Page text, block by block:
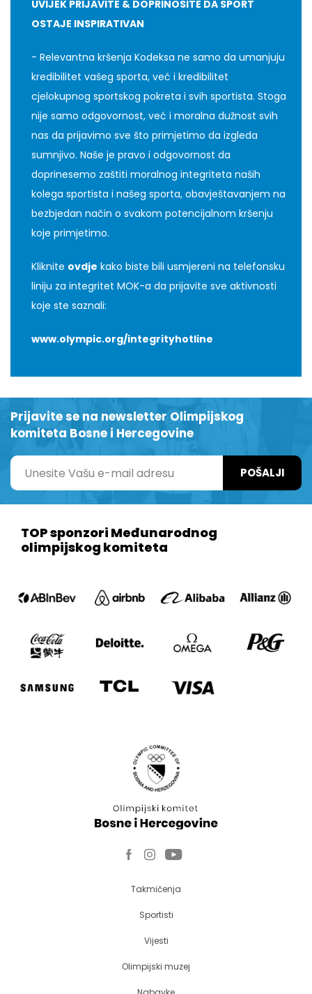
UVIJEK PRIJAVITE & DOPRINOSITE DA SPORT
OSTAJE INSPIRATIVAN
- Relevantna kršenja Kodeksa ne samo da umanjuju
kredibilitet vašeg sporta, već i kredibilitet
cjelokupnog sportskog pokreta i svih sportista. Stoga
nije samo odgovornost, već i moralna dužnost svih
nas da prijavimo sve što primjetimo da izgleda
sumnjivo. Naše je pravo i odgovornost da
doprinesemo zaštiti moralnog integriteta naših
kolega sportista i našeg sporta, obavještavanjem na
bezbjedan način o svakom potencijalnom kršenju
koje primjetimo.
Kliknite ovdje kako biste bili usmjereni na telefonsku
liniju za integritet MOK-a da prijavite sve aktivnosti
koje ste saznali:
www.olympic.org/integrityhotline
Prijavite se na newsletter Olimpijskog
komiteta Bosne i Hercegovine
POŠALJI
TOP sponzori Međunarodnog
olimpijskog komiteta
Takmičenja
Sportisti
Vijesti
Olimpijski muzej